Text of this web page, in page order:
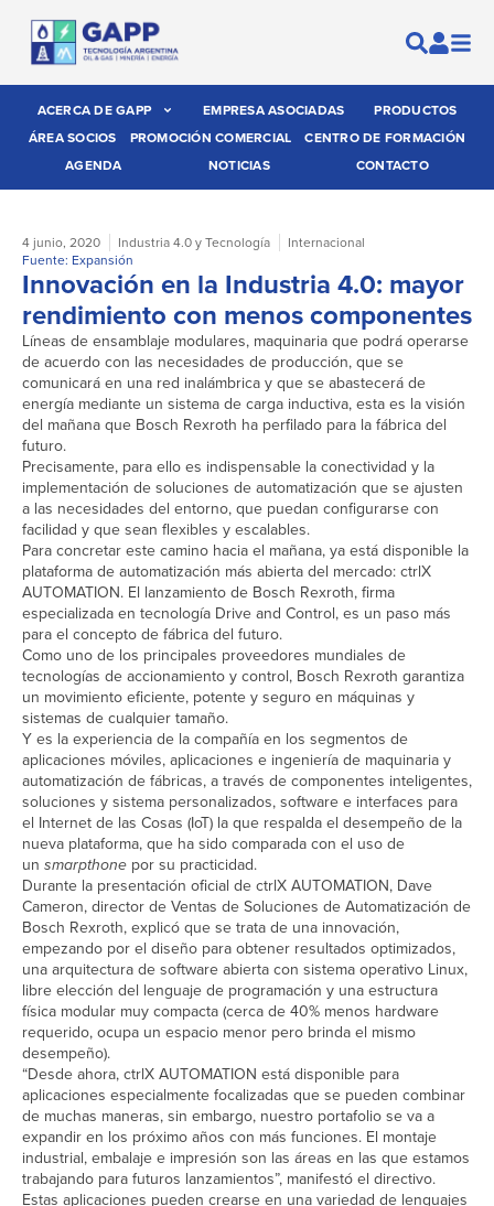
ACERCA DE GAPP EMPRESA ASOCIADAS
PRODUCTOS
ÁREA SOCIOS
PROMOCIÓN COMERCIAL
CENTRO DE FORMACIÓN
AGENDA
NOTICIAS CONTACTO
4 junio, 2020 Industria 4.0 y Tecnología
Internacional
Fuente: Expansión
Innovación en la Industria 4.0: mayor
rendimiento con menos componentes
Líneas de ensamblaje modulares, maquinaria que podrá operarse
de acuerdo con las necesidades de producción, que se
comunicará en una red inalámbrica y que se abastecerá de
energía mediante un sistema de carga inductiva, esta es la visión
del mañana que Bosch Rexroth ha perfilado para la fábrica del
futuro.
Precisamente, para ello es indispensable la conectividad y la
implementación de soluciones de automatización que se ajusten
a las necesidades del entorno, que puedan configurarse con
facilidad y que sean flexibles y escalables.
Para concretar este camino hacia el mañana, ya está disponible la
plataforma de automatización más abierta del mercado: ctrlX
AUTOMATION. El lanzamiento de Bosch Rexroth, firma
especializada en tecnología Drive and Control, es un paso más
para el concepto de fábrica del futuro.
Como uno de los principales proveedores mundiales de
tecnologías de accionamiento y control, Bosch Rexroth garantiza
un movimiento eficiente, potente y seguro en máquinas y
sistemas de cualquier tamaño.
Y es la experiencia de la compañía en los segmentos de
aplicaciones móviles, aplicaciones e ingeniería de maquinaria y
automatización de fábricas, a través de componentes inteligentes,
soluciones y sistema personalizados, software e interfaces para
el Internet de las Cosas (IoT) la que respalda el desempeño de la
nueva plataforma, que ha sido comparada con el uso de
un smarpthone por su practicidad.
Durante la presentación oficial de ctrlX AUTOMATION, Dave
Cameron, director de Ventas de Soluciones de Automatización de
Bosch Rexroth, explicó que se trata de una innovación,
empezando por el diseño para obtener resultados optimizados,
una arquitectura de software abierta con sistema operativo Linux,
libre elección del lenguaje de programación y una estructura
física modular muy compacta (cerca de 40% menos hardware
requerido, ocupa un espacio menor pero brinda el mismo
desempeño).
“Desde ahora, ctrlX AUTOMATION está disponible para
aplicaciones especialmente focalizadas que se pueden combinar
de muchas maneras, sin embargo, nuestro portafolio se va a
expandir en los próximo años con más funciones. El montaje
industrial, embalaje e impresión son las áreas en las que estamos
trabajando para futuros lanzamientos”, manifestó el directivo.
Estas aplicaciones pueden crearse en una variedad de lenguajes